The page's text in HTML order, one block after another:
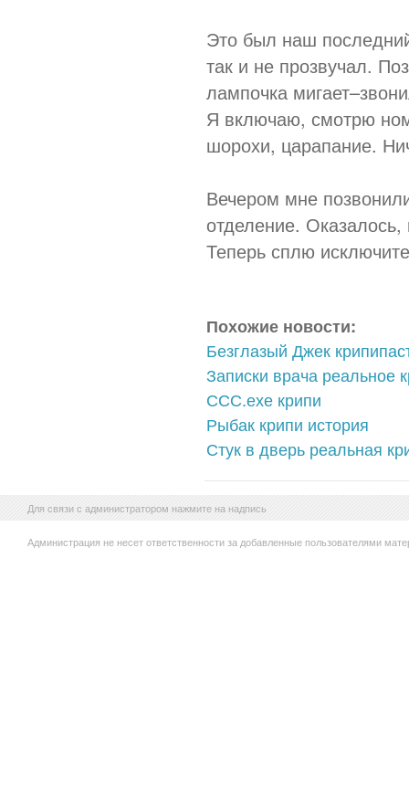
Это был наш
так и не прозвучал.
лампочка
Я включаю, смотрю
шорохи, царапание.
Вечером мне
отделение.
Теперь сплю
Похожие новости:
Безглазый Джек
Записки врача реальное
ССС.ехе крипи
Рыбак крипи история
Стук в дверь реальная
Для связи с администратором нажмите на надпись
Администрация не несет ответственности за добавленные пользователями